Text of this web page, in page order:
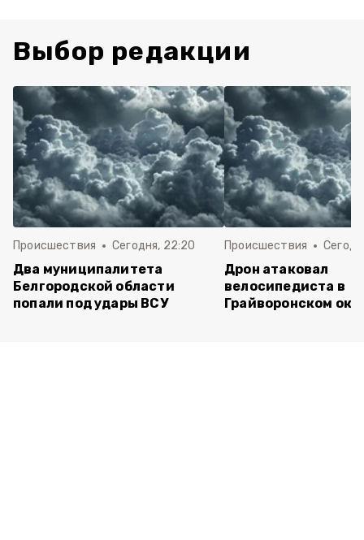
Выбор редакции
Происшествия Сегодня, 22:20
Два муниципалитета
Белгородской области
попали под удары ВСУ
Происшествия
Дрон атаковал
велосипедиста в
Грайворонском